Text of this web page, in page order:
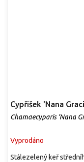
Cypřišek 'Nana
Chamaecyparis 'Nana
Vyprodáno
Stálezelený keř